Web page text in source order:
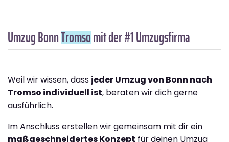
Umzug BonnTromsomit der #1 Umzugsfirma
Weil wir wissen, dass jeder Umzug von Bonn nach
Tromso individuell ist, beraten wir dich gerne
ausführlich.
Im Anschluss erstellen wir gemeinsam mit dir ein
maßgeschneidertes Konzept für deinen Umzug